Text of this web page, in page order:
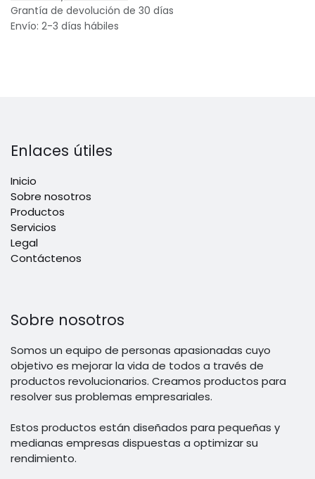
Grantía de devolución de 30 días
Envío: 2-3 días hábiles
Enlaces útiles
Inicio
Sobre nosotros
Productos
Servicios
Legal
Contáctenos
Sobre nosotros
Somos un equipo de personas apasionadas cuyo
objetivo es mejorar la vida de todos a través de
productos revolucionarios. Creamos productos para
resolver sus problemas empresariales.
Estos productos están diseñados para pequeñas y
medianas empresas dispuestas a optimizar su
rendimiento.